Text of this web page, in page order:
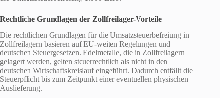
Rechtliche Grundlagen der Zollfreilager-Vorteile
Die rechtlichen Grundlagen für die Umsatzsteuerbefreiung in
Zollfreilagern basieren auf EU-weiten Regelungen und
deutschen Steuergesetzen. Edelmetalle, die in Zollfreilagern
gelagert werden, gelten steuerrechtlich als nicht in den
deutschen Wirtschaftskreislauf eingeführt. Dadurch entfällt die
Steuerpflicht bis zum Zeitpunkt einer eventuellen physischen
Auslieferung.